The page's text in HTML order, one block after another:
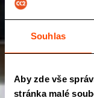
Souhlas
Aby zde vše
stránka malé